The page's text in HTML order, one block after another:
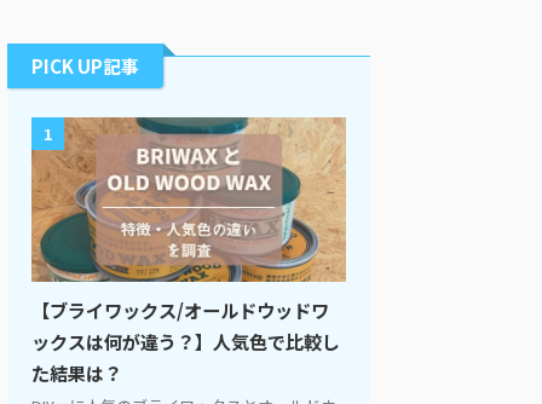
PICK UP記事
1
【ブライワックス/オールドウッドワ
ックスは何が違う？】人気色で比較し
た結果は？